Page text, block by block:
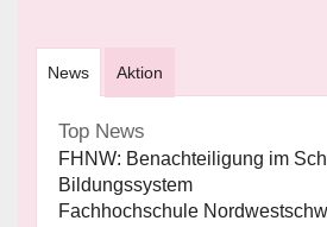
News Aktion
Top News
FHNW: Benachteiligung im
Bildungssystem
Fachhochschule